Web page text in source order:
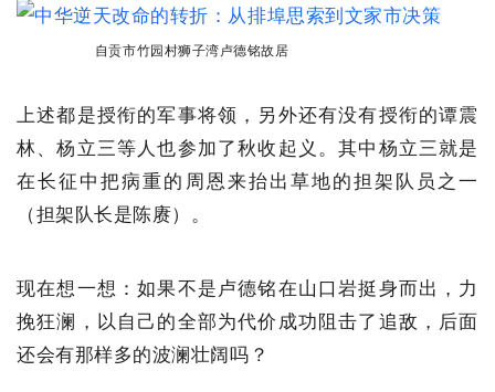
自贡市竹园村狮子湾卢德铭故居
上述都是授衔的军事将领，另外还有没有授衔的谭震
林、杨立三等人也参加了秋收起义。其中杨立三就是
在长征中把病重的周恩来抬出草地的担架队员之一
（担架队长是陈赓）。
现在想一想：如果不是卢德铭在山口岩挺身而出，力
挽狂澜，以自己的全部为代价成功阻击了追敌，后面
还会有那样多的波澜壮阔吗？